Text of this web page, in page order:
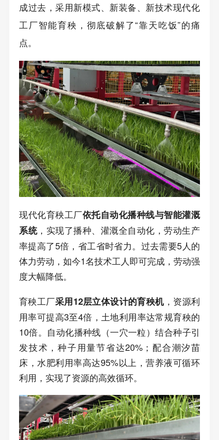
成过去，采用新模式、新装备、新技术现代化
工厂智能育秧，彻底破解了“靠天吃饭”的痛
点。
现代化育秧工厂依托自动化播种线与智能灌溉
系统，实现了播种、灌溉全自动化，劳动生产
率提高了5倍，省工省时省力。过去需要5人的
体力劳动，如今1名技术工人即可完成，劳动强
度大幅降低。
育秧工厂采用12层立体设计的育秧机，资源利
用率可提高3至4倍，土地利用率达常规育秧的
10倍。自动化播种线（一穴一粒）结合种子引
发技术，种子用量节省达20%；配合潮汐苗
床，水肥利用率高达95%以上，营养液可循环
利用，实现了资源的高效循环。